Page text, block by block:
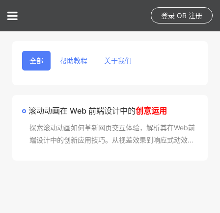
登录 OR 注册
全部 帮助教程 关于我们
滚动动画在 Web 前端设计中的创意运用
探索滚动动画如何革新网页交互体验，解析其在Web前
端设计中的创新应用技巧。从视差效果到响应式动效，